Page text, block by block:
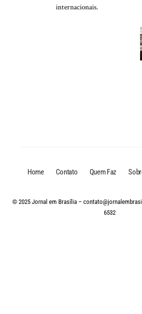
internacionais.
Home Contato Quem Faz
© 2025 Jornal em Brasília –
6532